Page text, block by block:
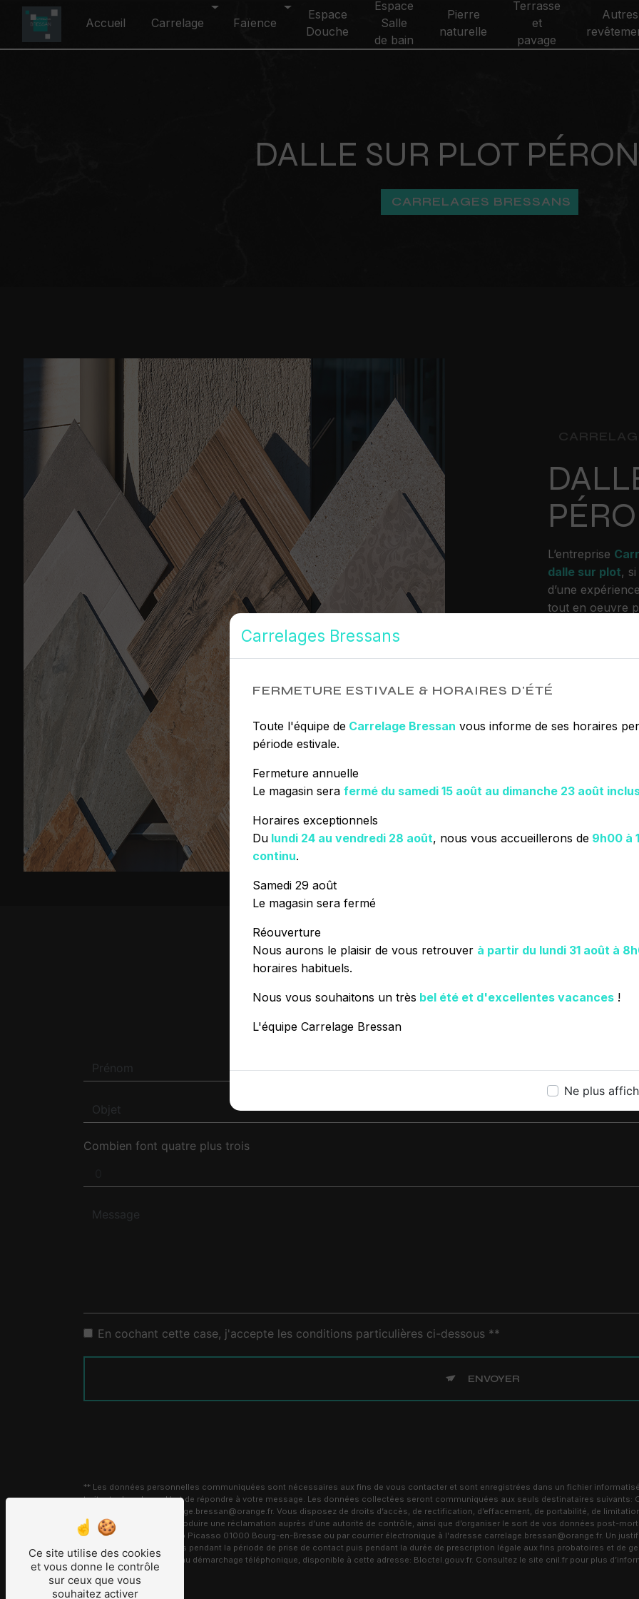
Carrelages Bressans
FERMETURE ESTIVALE & HORAIRES D'ÉTÉ
Toute l'équipe de Carrelage Bressan vous informe de ses horaires
période estivale.
Fermeture annuelle
Le magasin sera fermé du samedi 15 août au dimanche 23 août
Horaires exceptionnels
Du lundi 24 au vendredi 28 août, nous vous accueillerons de 9h00 à
continu.
Samedi 29 août
Le magasin sera fermé
Réouverture
Nous aurons le plaisir de vous retrouver à partir du lundi 31 août à
horaires habituels.
Nous vous souhaitons un très bel été et d'excellentes vacances !
L'équipe Carrelage Bressan
Ne plus
Accueil Carrelage Faïence
Espace
Douche
Espace
Salle
de bain
Pierre
naturelle
Terrasse
et
pavage
Autres
DALLE SUR PLOT
CARRELAGES BRESSANS
L’entreprise
dalle sur plot,
d’une
tout en oeuvre
disposition pour
avant tout notre
encore plus
qualifiée et
EN SAVOIR
Combien font quatre plus trois
En cochant cette case, j'accepte les conditions particulières ci-dessous **
ENVOYER
** Les données personnelles communiquées sont nécessaires aux fins de vous contacter et sont enregistrées dans un fichier
traitants dans le seul but de répondre à votre message. Les données collectées seront communiquées aux seuls destinataires suivants:
Bourg-en-Bresse carrelage.bressan@orange.fr. Vous disposez de droits d’accès, de rectification, d’effacement, de portabilité, de
moment et du droit d’introduire une réclamation auprès d’une autorité de contrôle, ainsi que d’organiser le sort de vos données post-
l'adresse 8 Avenue Pablo Picasso 01000 Bourg-en-Bresse ou par courrier électronique à l'adresse carrelage.bressan@orange.fr. Un
conservons vos données pendant la période de prise de contact puis pendant la durée de prescription légale aux fins probatoires et de
sur la liste d'opposition au démarchage téléphonique, disponible à cette adresse: Bloctel.gouv.fr. Consultez le site cnil.fr pour plus
Panneau de gestion des cookies
Ce site utilise des cookies
et vous donne le contrôle
sur ceux que vous
souhaitez activer